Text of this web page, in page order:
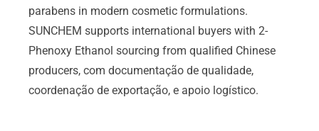
parabens in modern cosmetic formulations.
SUNCHEM supports international buyers with 2-
Phenoxy Ethanol sourcing from qualified Chinese
producers, com documentação de qualidade,
coordenação de exportação, e apoio logístico.